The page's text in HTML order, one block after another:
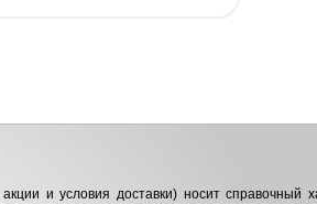
и условия доставки) носит справочный